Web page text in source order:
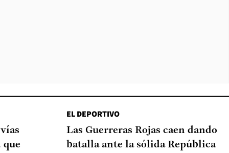
que
EL DEPORTIVO
Las Guerreras Rojas caen dando
batalla ante la sólida República